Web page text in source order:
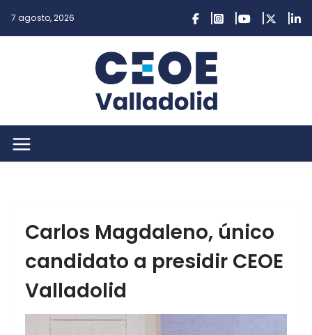
7 agosto, 2026
Carlos Magdaleno, único
candidato a presidir CEOE
Valladolid